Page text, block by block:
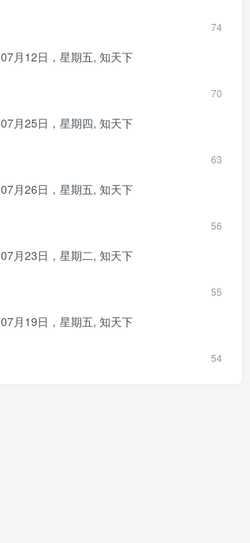
74
07月12日，星期五, 知天下
70
07月25日，星期四, 知天下
63
07月26日，星期五, 知天下
56
07月23日，星期二, 知天下
55
07月19日，星期五, 知天下
54